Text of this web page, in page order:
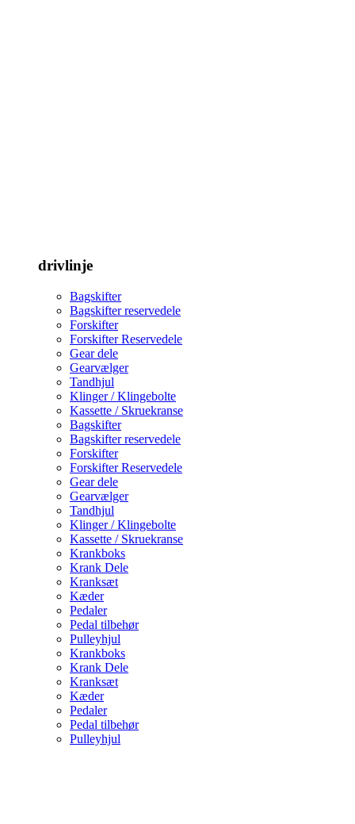
drivlinje
Bagskifter
Bagskifter reservedele
Forskifter
Forskifter Reservedele
Gear dele
Gearvælger
Tandhjul
Klinger / Klingebolte
Kassette / Skruekranse
Bagskifter
Bagskifter reservedele
Forskifter
Forskifter Reservedele
Gear dele
Gearvælger
Tandhjul
Klinger / Klingebolte
Kassette / Skruekranse
Krankboks
Krank Dele
Kranksæt
Kæder
Pedaler
Pedal tilbehør
Pulleyhjul
Krankboks
Krank Dele
Kranksæt
Kæder
Pedaler
Pedal tilbehør
Pulleyhjul